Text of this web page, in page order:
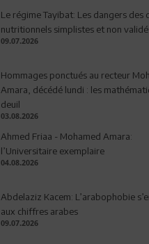
Le régime Tayibat: Les dangers des
nutritionnels simplistes et non
09.07.2026
Hommages ponctués au recteur
Amara, décédé lundi : les
deuil
03.08.2026
Ahmed Friaa - Mohamed Amara:
l’Universitaire exemplaire
04.08.2026
Abdelaziz Kacem: L’arabophobie
aux chiffres arabes
09.07.2026